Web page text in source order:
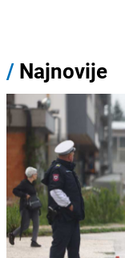
/ Najnovije